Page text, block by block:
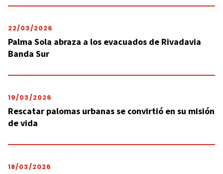
22/03/2026
Palma Sola abraza a los evacuados de Rivadavia
Banda Sur
19/03/2026
Rescatar palomas urbanas se convirtió en su misión
de vida
18/03/2026